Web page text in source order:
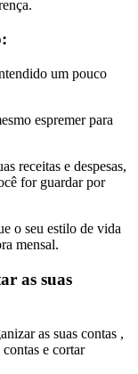
um pouco
espremer para
receitas e despesas,
for guardar por
o seu estilo de vida
mensal.
as suas
as suas contas ,
e cortar